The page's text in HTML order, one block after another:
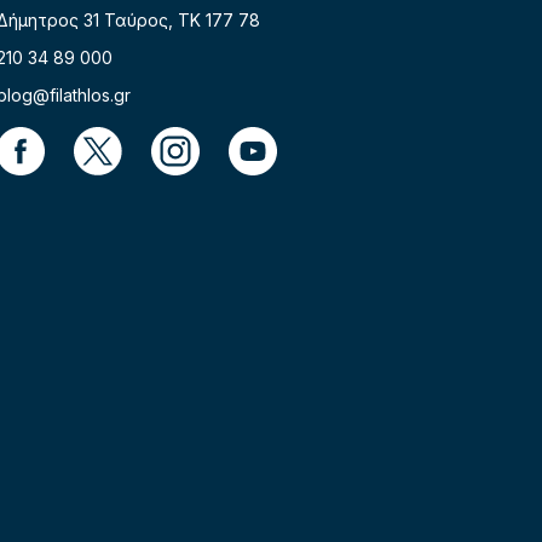
31 Ταύρος, TK 177 78
34 89 000